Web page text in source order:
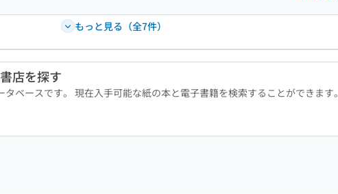
もっと見る（全7件）
店を探す
ベースです。 現在入手可能な紙の本と電子書籍を検索することができます。